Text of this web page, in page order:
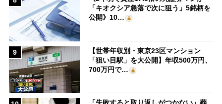
「キオクシア急落で次に狙う」5銘柄を
公開》10…
9
【世帯年収別・東京23区マンション
「狙い目駅」を大公開】年収500万円、
700万円で…